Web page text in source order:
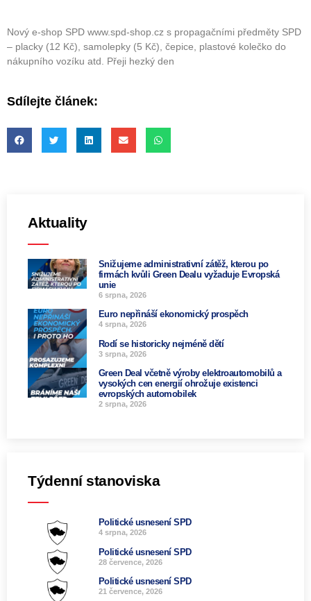
Nový e-shop SPD www.spd-shop.cz s propagačními předměty SPD
– placky (12 Kč), samolepky (5 Kč), čepice, plastové kolečko do
nákupního vozíku atd. Přeji hezký den
Sdílejte článek:
Aktuality
Snižujeme administrativní zátěž, kterou po
firmách kvůli Green Dealu vyžaduje Evropská
unie
6 srpna, 2026
Euro nepřináší ekonomický prospěch
4 srpna, 2026
Rodí se historicky nejméně dětí
3 srpna, 2026
Green Deal včetně výroby elektroautomobilů a
vysokých cen energií ohrožuje existenci
evropských automobilek
2 srpna, 2026
Týdenní stanoviska
Politické usnesení SPD
4 srpna, 2026
Politické usnesení SPD
28 července, 2026
Politické usnesení SPD
21 července, 2026